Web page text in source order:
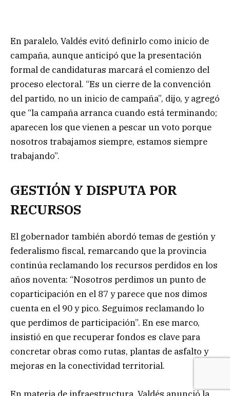
En paralelo, Valdés evitó definirlo como inicio de
campaña, aunque anticipó que la presentación
formal de candidaturas marcará el comienzo del
proceso electoral. “Es un cierre de la convención
del partido, no un inicio de campaña”, dijo, y agregó
que “la campaña arranca cuando está terminando;
aparecen los que vienen a pescar un voto porque
nosotros trabajamos siempre, estamos siempre
trabajando”.
GESTIÓN Y DISPUTA POR
RECURSOS
El gobernador también abordó temas de gestión y
federalismo fiscal, remarcando que la provincia
continúa reclamando los recursos perdidos en los
años noventa: “Nosotros perdimos un punto de
coparticipación en el 87 y parece que nos dimos
cuenta en el 90 y pico. Seguimos reclamando lo
que perdimos de participación”. En ese marco,
insistió en que recuperar fondos es clave para
concretar obras como rutas, plantas de asfalto y
mejoras en la conectividad territorial.
En materia de infraestructura, Valdés anunció la